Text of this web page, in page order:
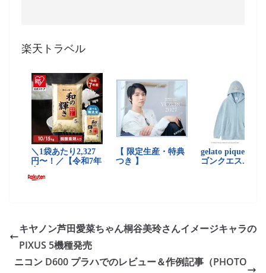
楽天トラベル
キヤノン芦田愛菜ちゃん桐谷美玲さんイメージキャラの
PIXUS 5機種発売
ニコン D600 プラハでのレビュー＆作例記事（PHOTO